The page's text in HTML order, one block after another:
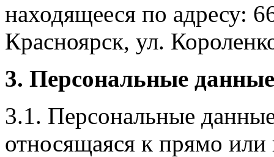
находящееся по адресу:
Красноярск, ул.
3. Персональные
3.1. Персональные
относящаяся к прямо